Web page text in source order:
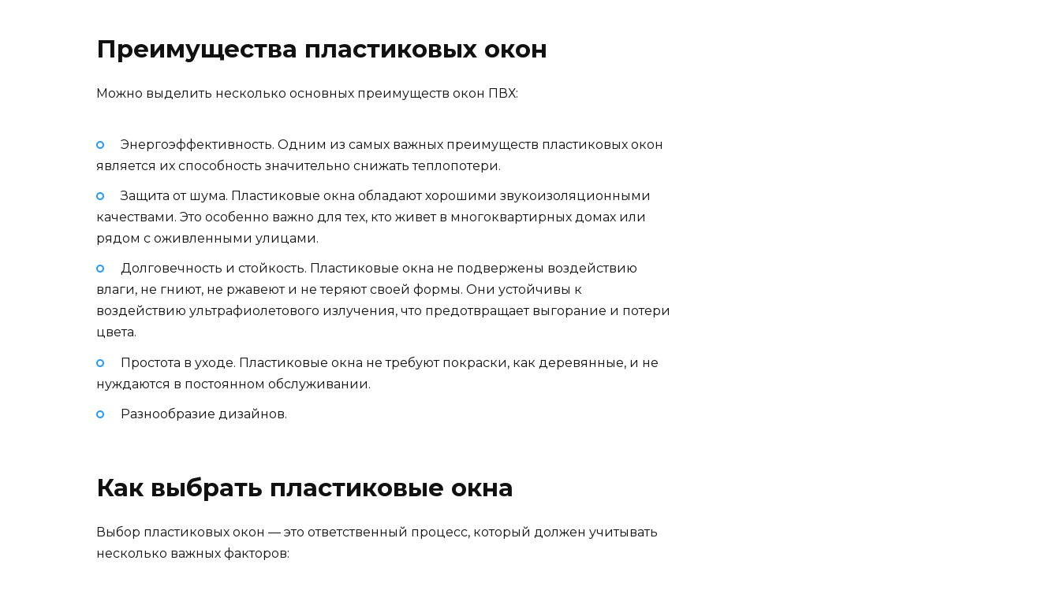
Преимущества пластиковых окон
Можно выделить несколько основных преимуществ окон ПВХ:
Энергоэффективность. Одним из самых важных преимуществ пластиковых окон
является их способность значительно снижать теплопотери.
Защита от шума. Пластиковые окна обладают хорошими звукоизоляционными
качествами. Это особенно важно для тех, кто живет в многоквартирных домах или
рядом с оживленными улицами.
Долговечность и стойкость. Пластиковые окна не подвержены воздействию
влаги, не гниют, не ржавеют и не теряют своей формы. Они устойчивы к
воздействию ультрафиолетового излучения, что предотвращает выгорание и потери
цвета.
Простота в уходе. Пластиковые окна не требуют покраски, как деревянные, и не
нуждаются в постоянном обслуживании.
Разнообразие дизайнов.
Как выбрать пластиковые окна
Выбор пластиковых окон — это ответственный процесс, который должен учитывать
несколько важных факторов: